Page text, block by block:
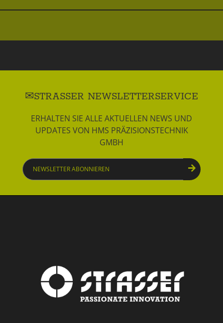
STRASSER NEWSLETTERSERVICE
ERHALTEN SIE ALLE AKTUELLEN NEWS UND
UPDATES VON HMS PRÄZISIONSTECHNIK
GMBH